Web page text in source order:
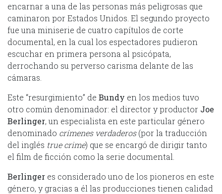
encarnar a una de las personas más peligrosas que
caminaron por Estados Unidos. El segundo proyecto
fue una miniserie de cuatro capítulos de corte
documental, en la cual los espectadores pudieron
escuchar en primera persona al psicópata,
derrochando su perverso carisma delante de las
cámaras.
Este “resurgimiento” de Bundy en los medios tuvo
otro común denominador: el director y productor Joe
Berlinger, un especialista en este particular género
denominado crímenes verdaderos(por la traducción
del inglés true crime) que se encargó de dirigir tanto
el film de ficción como la serie documental.
Berlinger es considerado uno de los pioneros en este
género, y gracias a él las producciones tienen calidad